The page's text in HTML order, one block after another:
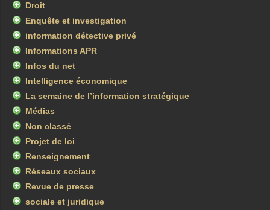
Droit
Enquête et investigation
information détective privé
Informations APR
Infos du net
Intelligence économique
La semaine de l’information stratégique
Médias
Non classé
Projet de loi
Renseignement
Réseaux sociaux
Revue de presse
sociale et juridique